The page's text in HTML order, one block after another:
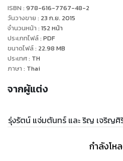
ISBN : 978-616-7767-48-2
วันวางขาย : 23 ก.ย. 2015
จำนวนหน้า : 152 หน้า
ประเภทไฟล์: PDF
ขนาดไฟล์: 22.98 MB
ประเทศ: TH
ภาษา : Thai
จากผู้แต่ง
รุ่งรัตน์ แจ่มตันทร์ และ ริญ เจริญศิ
กำลังโห